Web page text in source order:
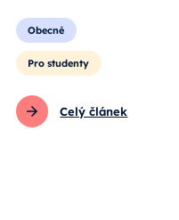
Obecné
Pro studenty
Celý článek